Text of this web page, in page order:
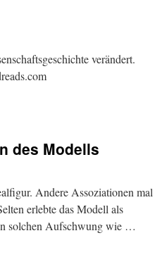
verändert.
des Modells
Andere Assoziationen mal
erlebte das Modell als
solchen Aufschwung wie …